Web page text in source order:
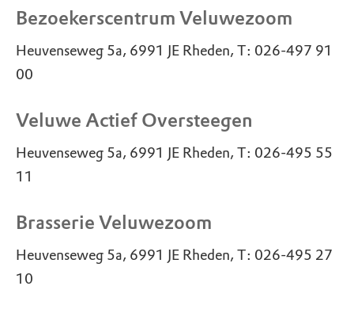
Bezoekerscentrum Veluwezoom
Heuvenseweg 5a, 6991 JE Rheden, T: 026-497 91
00
Veluwe Actief Oversteegen
Heuvenseweg 5a, 6991 JE Rheden, T: 026-495 55
11
Brasserie Veluwezoom
Heuvenseweg 5a, 6991 JE Rheden, T: 026-495 27
10